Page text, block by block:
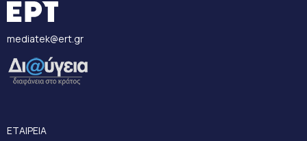
mediatek@ert.gr
ΕΤΑΙΡΕΙΑ